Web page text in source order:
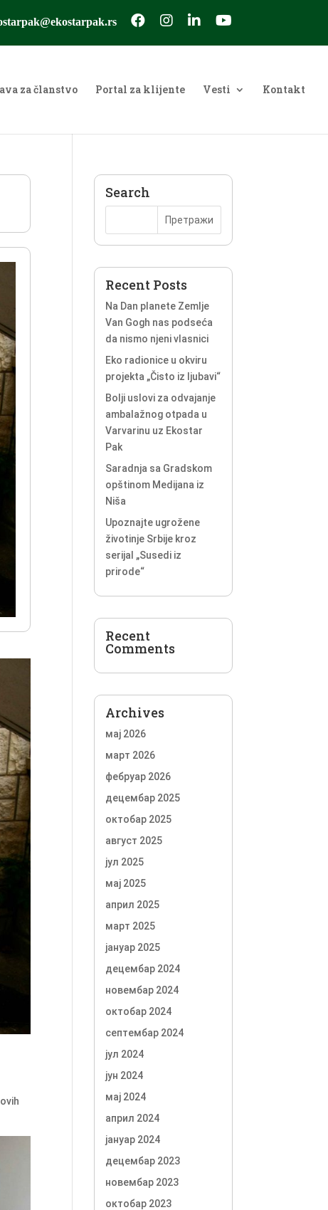
za članstvo Portal za klijente Vesti Kontakt
Search
Recent Posts
Na Dan planete Zemlje
Van Gogh nas podseća
da nismo njeni vlasnici
Eko radionice u okviru
projekta „Čisto iz ljubavi“
Bolji uslovi za odvajanje
ambalažnog otpada u
Varvarinu uz Ekostar
Pak
Saradnja sa Gradskom
opštinom Medijana iz
Niša
Upoznajte ugrožene
životinje Srbije kroz
serijal „Susedi iz
prirode“
Recent
Comments
Archives
мај 2026
март 2026
фебруар 2026
децембар 2025
октобар 2025
август 2025
јул 2025
мај 2025
април 2025
март 2025
јануар 2025
децембар 2024
новембар 2024
октобар 2024
септембар 2024
јул 2024
јун 2024
мај 2024
април 2024
јануар 2024
децембар 2023
новембар 2023
октобар 2023